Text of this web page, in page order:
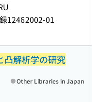
12462002-01
凸解析学の研究
Other Libraries in Japan